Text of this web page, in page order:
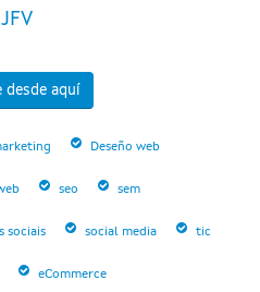
JFV
desde aquí
Deseño web
seo sem
sociais social media tic
eCommerce